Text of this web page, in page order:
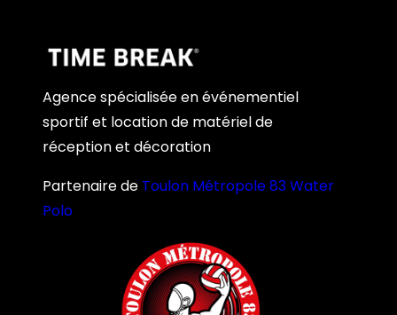
Agence spécialisée en événementiel
sportif et location de matériel de
réception et décoration
Partenaire de Toulon Métropole 83 Water
Polo